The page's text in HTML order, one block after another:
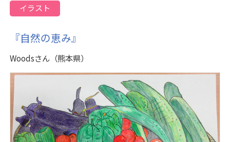
イラスト
『自然の恵み』
Woodsさん（熊本県）